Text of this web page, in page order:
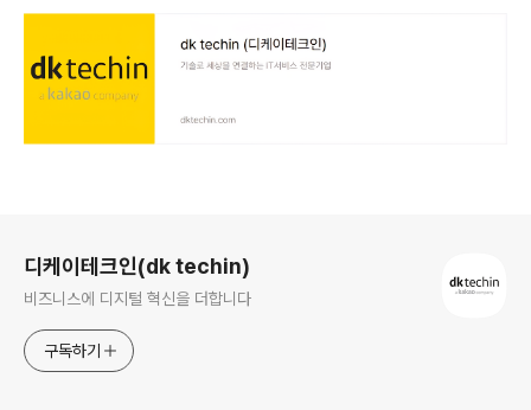
디케이테크인(dk techin)
비즈니스에 디지털 혁신을 더합니다
구독하기